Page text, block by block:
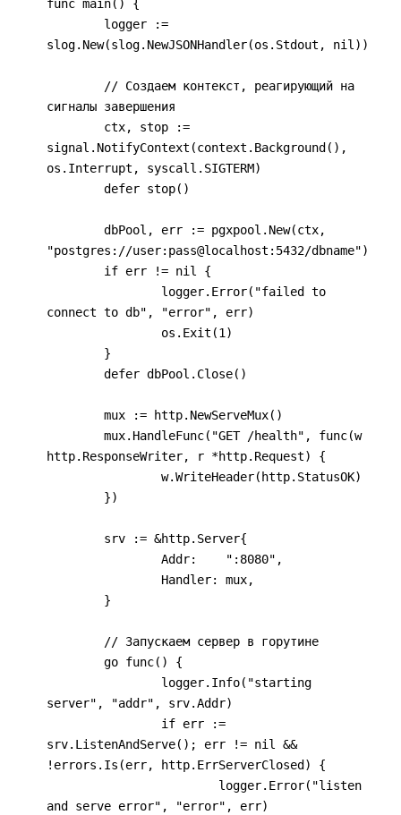
func main() {
slog.New(slog.NewJSONHandler(os.Stdout, nil))
сигналы завершения
signal.NotifyContext(context.Background(),
os.Interrupt, syscall.SIGTERM)
"postgres://user:pass@localhost:5432/dbname")
connect to db", "error", err)
http.ResponseWriter, r *http.Request) {
server", "addr", srv.Addr)
srv.ListenAndServe(); err != nil &&
!errors.Is(err, http.ErrServerClosed) {
and serve error", "error", err)